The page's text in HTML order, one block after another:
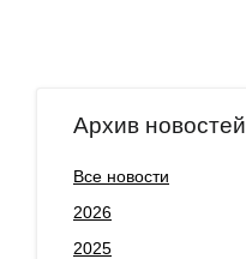
Архив новостей
Все новости
2026
2025